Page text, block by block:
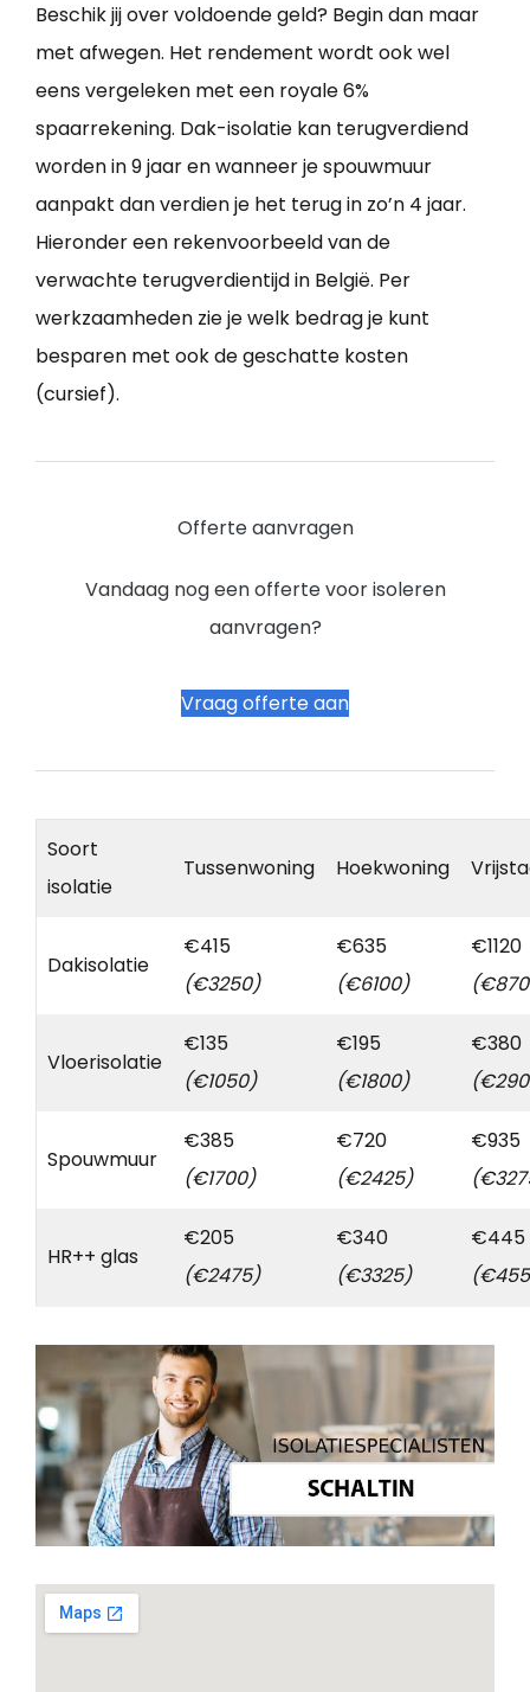
Beschik jij over voldoende geld? Begin dan maar
met afwegen. Het rendement wordt ook wel
eens vergeleken met een royale 6%
spaarrekening. Dak-isolatie kan terugverdiend
worden in 9 jaar en wanneer je spouwmuur
aanpakt dan verdien je het terug in zo’n 4 jaar.
Hieronder een rekenvoorbeeld van de
verwachte terugverdientijd in België. Per
werkzaamheden zie je welk bedrag je kunt
besparen met ook de geschatte kosten
(cursief).
Offerte aanvragen
Vandaag nog een offerte voor isoleren
aanvragen?
Vraag offerte aan
Soort
isolatie
Tussenwoning Hoekwoning
Dakisolatie
€415
(€3250)
€635
(€6100)
€1120
Vloerisolatie
€135
(€1050)
€195
(€1800)
€380
Spouwmuur
€385
(€1700)
€720
(€2425)
€935
HR++ glas
€205
(€2475)
€340
(€3325)
€445